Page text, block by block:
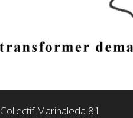
Collectif Marinaleda 81